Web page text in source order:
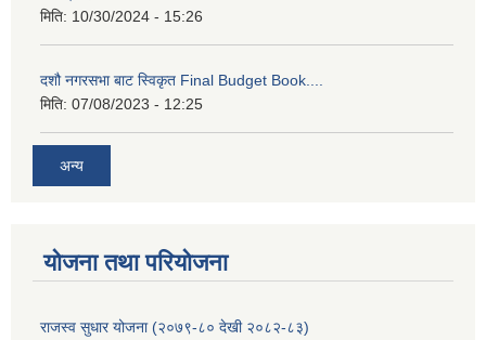
मिति: 10/30/2024 - 15:26
दशौ नगरसभा बाट स्विकृत Final Budget Book....
मिति: 07/08/2023 - 12:25
अन्य
योजना तथा परियोजना
राजस्व सुधार योजना (२०७९-८० देखी २०८२-८३)